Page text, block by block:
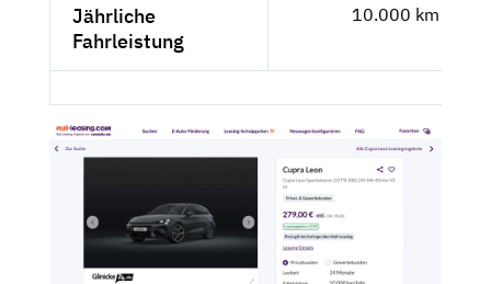
Jährliche
Fahrleistung
10.000 km